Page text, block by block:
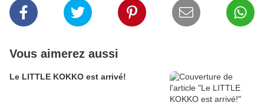
Vous aimerez aussi
Le LITTLE KOKKO est arrivé!